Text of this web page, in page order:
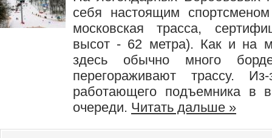
себя настоящим
московская трасса,
высот - 62 метра). Как и на
здесь обычно много
перегораживают трассу.
работающего подъемника в
очереди. Читать дальше »